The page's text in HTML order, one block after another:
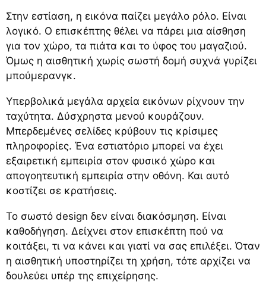
Στην εστίαση, η εικόνα παίζει μεγάλο ρόλο. Είναι
λογικό. Ο επισκέπτης θέλει να πάρει μια αίσθηση
για τον χώρο, τα πιάτα και το ύφος του μαγαζιού.
Όμως η αισθητική χωρίς σωστή δομή συχνά γυρίζει
μπούμερανγκ.
Υπερβολικά μεγάλα αρχεία εικόνων ρίχνουν την
ταχύτητα. Δύσχρηστα μενού κουράζουν.
Μπερδεμένες σελίδες κρύβουν τις κρίσιμες
πληροφορίες. Ένα εστιατόριο μπορεί να έχει
εξαιρετική εμπειρία στον φυσικό χώρο και
απογοητευτική εμπειρία στην οθόνη. Και αυτό
κοστίζει σε κρατήσεις.
Το σωστό design δεν είναι διακόσμηση. Είναι
καθοδήγηση. Δείχνει στον επισκέπτη πού να
κοιτάξει, τι να κάνει και γιατί να σας επιλέξει. Όταν
η αισθητική υποστηρίζει τη χρήση, τότε αρχίζει να
δουλεύει υπέρ της επιχείρησης.